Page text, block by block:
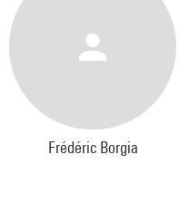
Frédéric Borgia